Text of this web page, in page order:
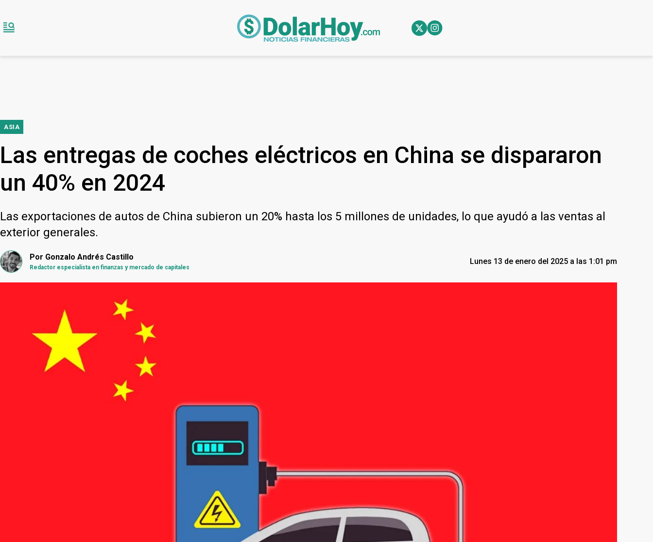
ASIA
Las entregas de coches eléctricos en China se dispararon
un 40% en 2024
Las exportaciones de autos de China subieron un 20% hasta los 5 millones de unidades, lo que ayudó a las ventas al
exterior generales.
Por Gonzalo Andrés Castillo
Redactor especialista en finanzas y mercado de capitales
Lunes 13 de enero del 2025 a las 1:01 pm